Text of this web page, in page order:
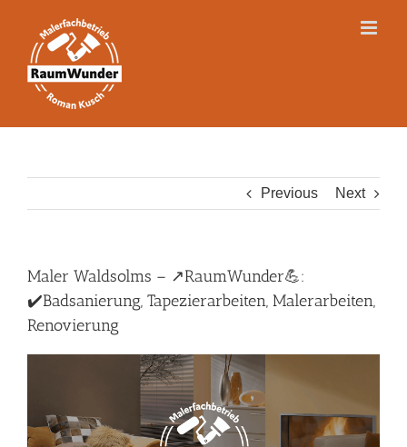
content
Previous Next
Maler Waldsolms – ↗️RaumWunder💪:
✔️Badsanierung, Tapezierarbeiten, Malerarbeiten,
Renovierung